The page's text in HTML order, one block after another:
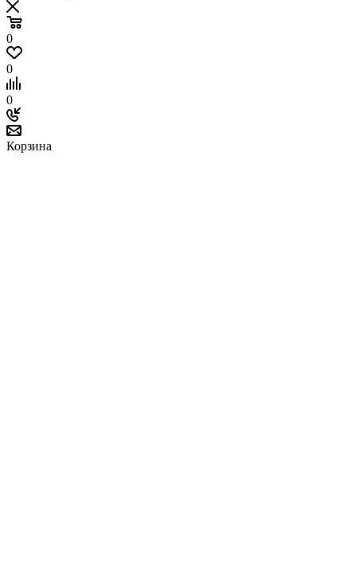
0
0
0
Корзина